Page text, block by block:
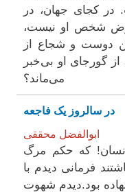
در کجای جهان، در
شخص او نیست،
دوست و شجاع از
گورجای او بی‌خبر
می‌ماند؟
در سالروز یک فاجعه
ابوالفضل محققی
که حکم مرگ
فرمانی دیدم با
بود.دیدم شهوت